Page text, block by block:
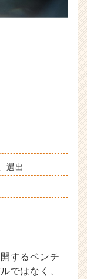
選出
するベンチ
ではなく、